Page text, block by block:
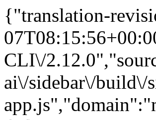
{"translation-
CLI\/
ai\/sidebar\/build\/